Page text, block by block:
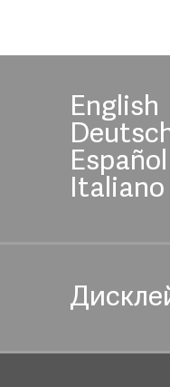
English
Español
Italiano